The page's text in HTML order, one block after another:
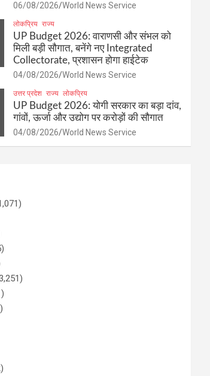
06/08/2026 World News Service
लोकप्रिय राज्य
UP Budget 2026: वाराणसी और संभल को
मिली बड़ी सौगात, बनेंगे नए Integrated
Collectorate, प्रशासन होगा हाईटेक
04/08/2026 World News Service
उत्तर प्रदेश राज्य लोकप्रिय
UP Budget 2026: योगी सरकार का बड़ा दांव,
गांवों, ऊर्जा और उद्योग पर करोड़ों की सौगात
04/08/2026 World News Service